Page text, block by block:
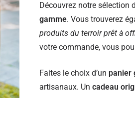
Découvrez notre sélection
gamme. Vous trouverez
produits du terroir prêt à
votre commande, vous
Faites le choix d’un panier
artisanaux. Un cadeau